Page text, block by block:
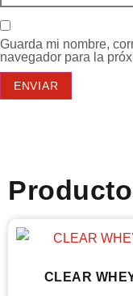
Guarda mi nombre,
navegador para la
CLEAR